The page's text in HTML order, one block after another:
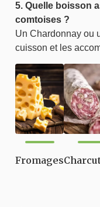
5. Quelle boisson
comtoises ?
Un Chardonnay ou
cuisson et les
Fromages